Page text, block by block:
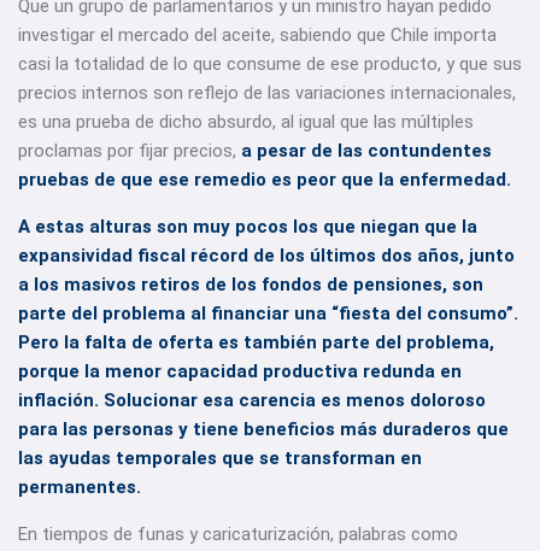
Que un grupo de parlamentarios y un ministro hayan pedido
investigar el mercado del aceite, sabiendo que Chile importa
casi la totalidad de lo que consume de ese producto, y que sus
precios internos son reflejo de las variaciones internacionales,
es una prueba de dicho absurdo, al igual que las múltiples
proclamas por fijar precios, a pesar de las contundentes
pruebas de que ese remedio es peor que la enfermedad.
A estas alturas son muy pocos los que niegan que la
expansividad fiscal récord de los últimos dos años, junto
a los masivos retiros de los fondos de pensiones, son
parte del problema al financiar una “fiesta del consumo”.
Pero la falta de oferta es también parte del problema,
porque la menor capacidad productiva redunda en
inflación. Solucionar esa carencia es menos doloroso
para las personas y tiene beneficios más duraderos que
las ayudas temporales que se transforman en
permanentes.
En tiempos de funas y caricaturización, palabras como